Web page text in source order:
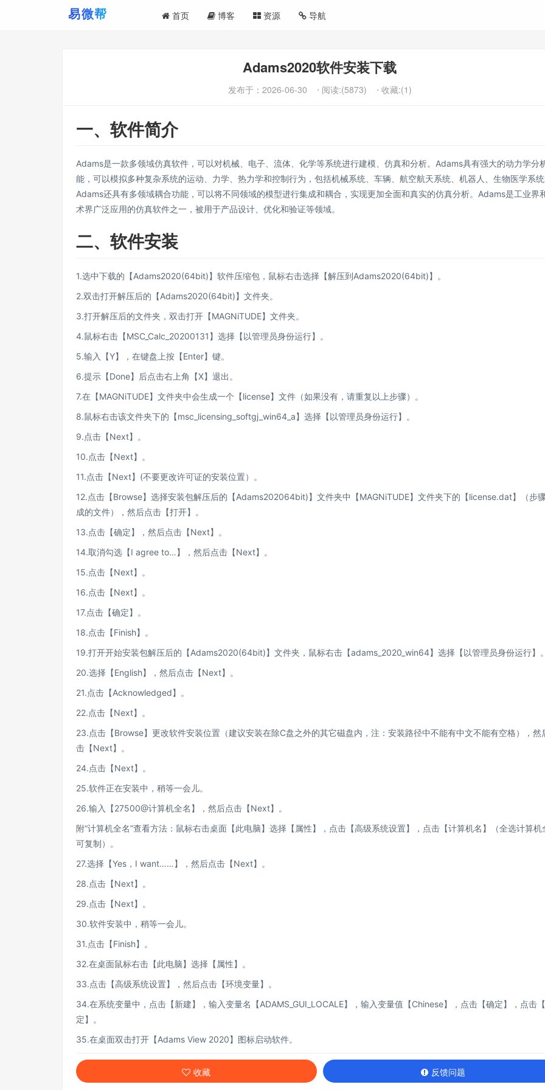
首页 博客 资源 导航
Adams2020软件安装下载
发布于： 2026-06-30 ⋅ 阅读:(5873) ⋅ 收藏:(1)
一、软件简介
Adams是一款多领域仿真软件，可以对机械、电子、流体、化学等系统进行建模、仿真和分析。Adams具有强大的动力学分
能，可以模拟多种复杂系统的运动、力学、热力学和控制行为，包括机械系统、车辆、航空航天系统、机器人、生物医学系
Adams还具有多领域耦合功能，可以将不同领域的模型进行集成和耦合，实现更加全面和真实的仿真分析。Adams是工业界
术界广泛应用的仿真软件之一，被用于产品设计、优化和验证等领域。
二、软件安装
1.选中下载的【Adams2020(64bit)】软件压缩包，鼠标右击选择【解压到Adams2020(64bit)】。
2.双击打开解压后的【Adams2020(64bit)】文件夹。
3.打开解压后的文件夹，双击打开【MAGNiTUDE】文件夹。
4.鼠标右击【MSC_Calc_20200131】选择【以管理员身份运行】。
5.输入【Y】，在键盘上按【Enter】键。
6.提示【Done】后点击右上角【X】退出。
7.在【MAGNiTUDE】文件夹中会生成一个【license】文件（如果没有，请重复以上步骤）。
8.鼠标右击该文件夹下的【msc_licensing_softgj_win64_a】选择【以管理员身份运行】。
9.点击【Next】。
10.点击【Next】。
11.点击【Next】(不要更改许可证的安装位置）。
12.点击【Browse】选择安装包解压后的【Adams202064bit)】文件夹中【MAGNiTUDE】文件夹下的【license.dat】（步
成的文件），然后点击【打开】。
13.点击【确定】，然后点击【Next】。
14.取消勾选【I agree to…】，然后点击【Next】。
15.点击【Next】。
16.点击【Next】。
17.点击【确定】。
18.点击【Finish】。
19.打开开始安装包解压后的【Adams2020(64bit)】文件夹，鼠标右击【adams_2020_win64】选择【以管理员身份运行】
20.选择【English】，然后点击【Next】。
21.点击【Acknowledged】。
22.点击【Next】。
23.点击【Browse】更改软件安装位置（建议安装在除C盘之外的其它磁盘内，注：安装路径中不能有中文不能有空格），然
击【Next】。
24.点击【Next】。
25.软件正在安装中，稍等一会儿。
26.输入【27500@计算机全名】，然后点击【Next】。
附“计算机全名”查看方法：鼠标右击桌面【此电脑】选择【属性】，点击【高级系统设置】，点击【计算机名】（全选计算机
可复制）。
27.选择【Yes，I want……】，然后点击【Next】。
28.点击【Next】。
29.点击【Next】。
30.软件安装中，稍等一会儿。
31.点击【Finish】。
32.在桌面鼠标右击【此电脑】选择【属性】。
33.点击【高级系统设置】，然后点击【环境变量】。
34.在系统变量中，点击【新建】，输入变量名【ADAMS_GUI_LOCALE】，输入变量值【Chinese】，点击【确定】，点击
定】。
35.在桌面双击打开【Adams View 2020】图标启动软件。
收藏 反馈问题